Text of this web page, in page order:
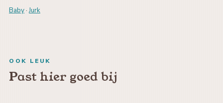
Baby·Jurk
OOK LEUK
Past hier goed bij